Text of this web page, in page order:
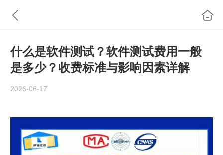
什么是软件测试？软件测试费用一般
是多少？收费标准与影响因素详解
2026-06-17